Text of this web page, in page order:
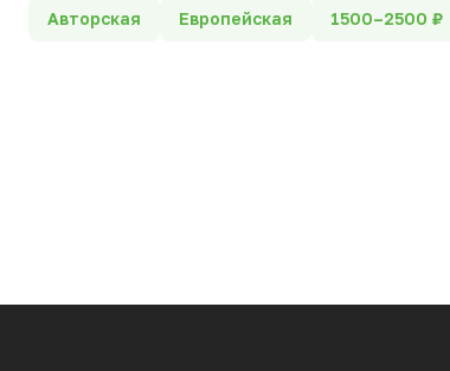
Авторская Европейская 1500–2500 ₽